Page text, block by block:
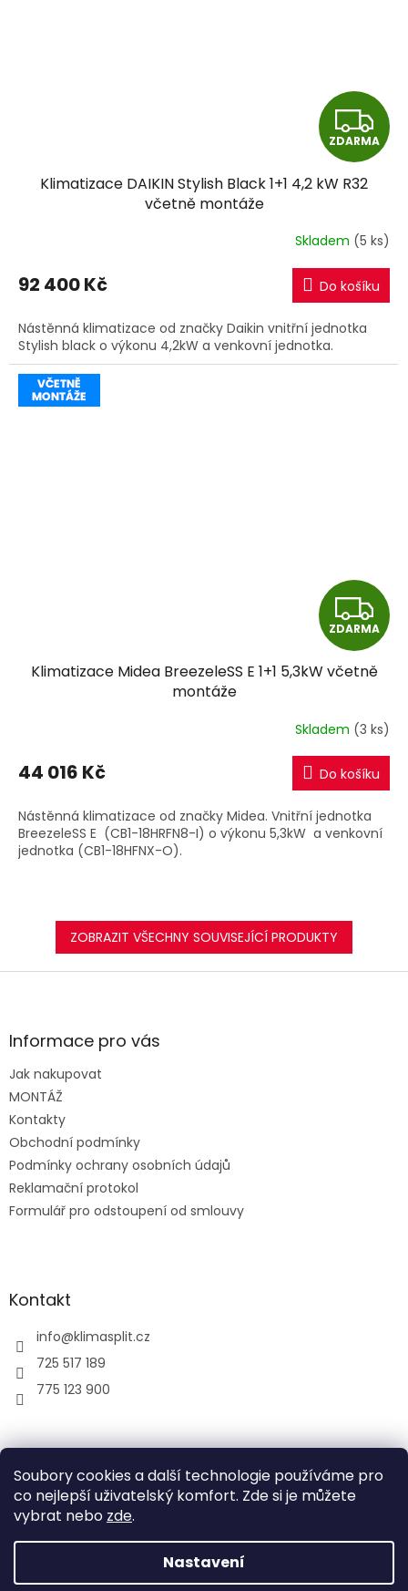
Soubory cookies a další technologie používáme pro
co nejlepší uživatelský komfort. Zde si je můžete
vybrat nebo zde.
Nastavení
Z
D
R
M
A
ZDARMA
Klimatizace DAIKIN Stylish Black 1+1 4,2 kW R32
včetně montáže
Skladem (5 ks)
92 400 Kč Do košíku
Nástěnná klimatizace od značky Daikin vnitřní jednotka
Stylish black o výkonu 4,2kW a venkovní jednotka.
Z
D
A
R
M
A
ZDARMA
Klimatizace Midea BreezeleSS E 1+1 5,3kW včetně
montáže
Skladem (3 ks)
44 016 Kč Do košíku
Nástěnná klimatizace od značky Midea. Vnitřní jednotka
BreezeleSS E (CB1-18HRFN8-I) o výkonu 5,3kW a venkovní
jednotka (CB1-18HFNX-O).
ZOBRAZIT VŠECHNY SOUVISEJÍCÍ PRODUKTY
Z
aInformace pro vás
Jak nakupovat
MONTÁŽ
Kontakty
Obchodní podmínky
Podmínky ochrany osobních údajů
Reklamační protokol
Formulář pro odstoupení od smlouvy
Kontakt
info@klimasplit.cz
725 517 189
775 123 900
air-cool
Vytvořil Shoptet